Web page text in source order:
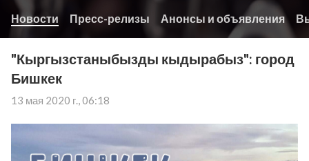
Новости Пресс-релизы Анонсы и объявления
"Кыргызстаныбызды кыдырабыз": город
Бишкек
13 мая 2020 г., 06:18